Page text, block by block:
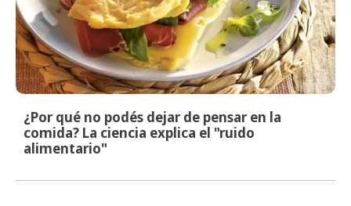
¿Por qué no podés dejar de pensar en la
comida? La ciencia explica el "ruido
alimentario"